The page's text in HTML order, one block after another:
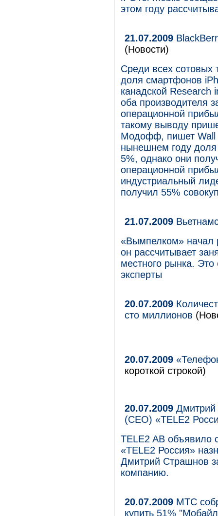
этом году
21.07.2009
(Новости)
Среди всех сотовых
доля смартфонов
канадской Research
оба производителя
операционной
такому выводу
Модофф, пишет Wall
нынешнем году доля
5%, однако они
операционной
индустриальный
получил 55%
21.07.2009
«Вымпелком» начал
он рассчитывает
местного рынка.
эксперты
20.07.2009
сто миллионов
20.07.2009
короткой строкой)
20.07.2009 Дмитрий
(CEO) «TELE2
TELE2 AB объявило
«TELE2 Россия»
Дмитрий Страшнов
компанию.
20.07.2009 МТС
купить 51%